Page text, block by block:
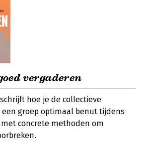
vergaderen
hoe je de collectieve
groep optimaal benut tijdens
concrete methoden om